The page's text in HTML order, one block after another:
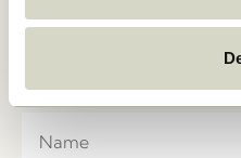
Melden Sie sich für
und gehören Sie zu den
Sales, Veranstaltungen